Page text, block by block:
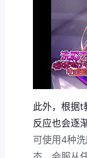
此外，根据t
反应也会逐
可使用4种